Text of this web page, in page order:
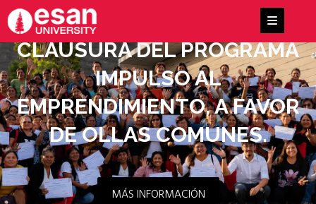
CLAUSURA DEL PROGRAMA
IMPULSO AL
EMPRENDIMIENTO, A FAVOR
DE OLLAS COMUNES.
MÁS INFORMACIÓN